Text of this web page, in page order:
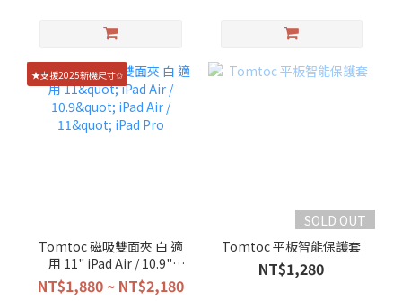
★支援2025新機尺寸✩
Tomtoc 磁吸雙面夾 白 適
用 11" iPad Air / 10.9"
iPad Air / 11" iPad Pro
NT$1,880 ~ NT$2,180
SOLD OUT
Tomtoc 平板智能保護套
NT$1,280